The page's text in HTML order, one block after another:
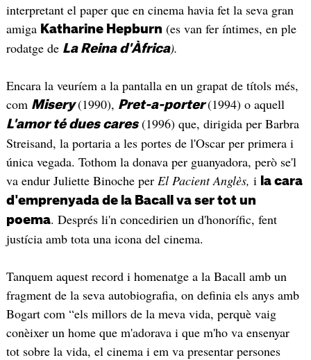
interpretant el paper que en cinema havia fet la seva gran
amiga Katharine Hepburn (es van fer íntimes, en ple
rodatge de La Reina d'Àfrica).
Encara la veuríem a la pantalla en un grapat de títols més,
com Misery (1990), Pret-a-porter (1994) o aquell
L'amor té dues cares(1996) que, dirigida per Barbra
Streisand, la portaria a les portes de l'Oscar per primera i
única vegada. Tothom la donava per guanyadora, però se'l
va endur Juliette Binoche per El Pacient Anglès, i la cara
d'emprenyada de la Bacall va ser tot un
poema. Després li'n concedirien un d'honorífic, fent
justícia amb tota una icona del cinema.
Tanquem aquest record i homenatge a la Bacall amb un
fragment de la seva autobiografia, on definia els anys amb
Bogart com “els millors de la meva vida, perquè vaig
conèixer un home que m'adorava i que m'ho va ensenyar
tot sobre la vida, el cinema i em va presentar persones